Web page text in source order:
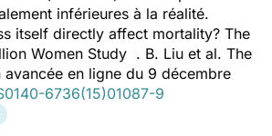
inférieures à la réalité.
itself directly affect mortality? The
Women Study . B. Liu et al. The
avancée en ligne du 9 décembre
6736(15)01087-9